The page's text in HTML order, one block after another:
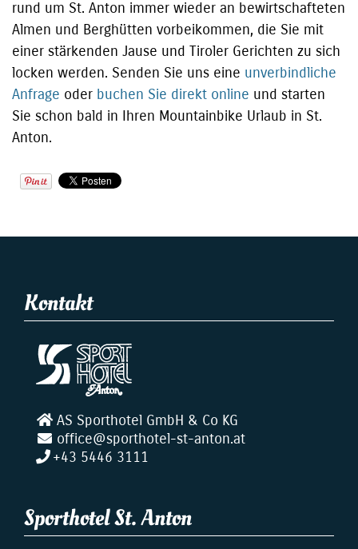
rund um St. Anton immer wieder an bewirtschafteten
Almen und Berghütten vorbeikommen, die Sie mit
einer stärkenden Jause und Tiroler Gerichten zu sich
locken werden. Senden Sie uns eine unverbindliche
Anfrage oder buchen Sie direkt online und starten
Sie schon bald in Ihren Mountainbike Urlaub in St.
Anton.
Kontakt
AS Sporthotel GmbH & Co KG
office@sporthotel-st-anton.at
+43 5446 3111
Sporthotel St. Anton